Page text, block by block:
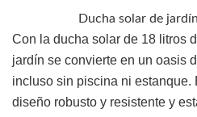
Ducha solar de
Con la ducha solar de 18 litros
jardín se convierte en un oasis
incluso sin piscina ni estanque.
diseño robusto y resistente y